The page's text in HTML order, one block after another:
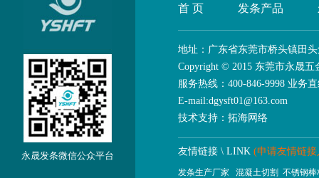
永晟发条微信公众平台
首 页 发条产品
地址：广东省东莞市桥头镇田
Copyright © 2015 东莞市永晟五
服务热线：400-846-9998 业务
E-mail:dgysft01@163.com
技术支持： 拓海网络
友情链接 \ LINK (申请友情链接
发条生产厂家 混凝土切割 不锈钢棒